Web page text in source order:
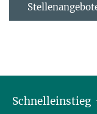
Schnelleinstieg